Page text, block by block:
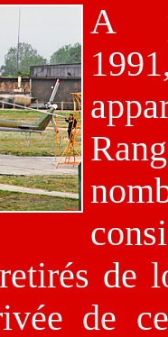
A
de
de